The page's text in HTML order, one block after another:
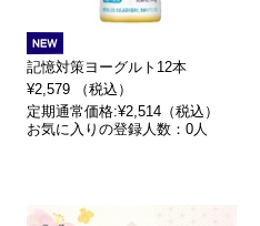
記憶対策ヨーグルト12本
¥2,579 （税込）
定期通常価格:¥2,514（税込）
お気に入りの登録人数：0人